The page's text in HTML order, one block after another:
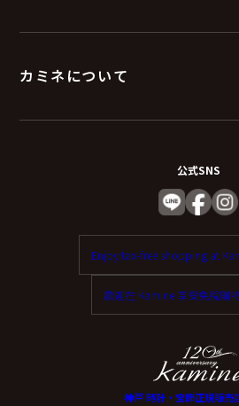
カミネについて
公式SNS
Enjoy tax-free shopping at
歡迎在 Kamine 享受免稅購
神戸 時計・宝飾正規販売